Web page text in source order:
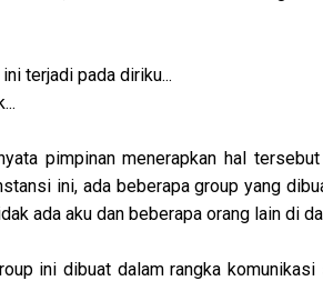
terjadi pada diriku...
pimpinan menerapkan hal
ini, ada beberapa group yang
ada aku dan beberapa orang lain di
ini dibuat dalam rangka